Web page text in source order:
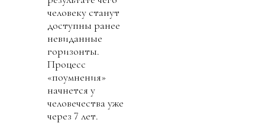
человеку станут
доступны ранее
невиданные
горизонты.
Процесс
«поумнения»
начнется у
человечества уже
через 7 лет.